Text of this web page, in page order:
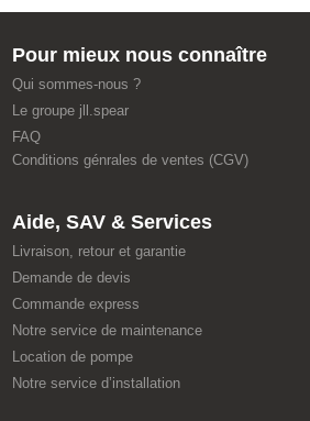
Pour mieux nous connaître
Qui sommes-nous ?
Le groupe jll.spear
FAQ
Conditions génrales de ventes (CGV)
Aide, SAV & Services
Livraison, retour et garantie
Demande de devis
Commande express
Notre service de maintenance
Location de pompe
Notre service d’installation